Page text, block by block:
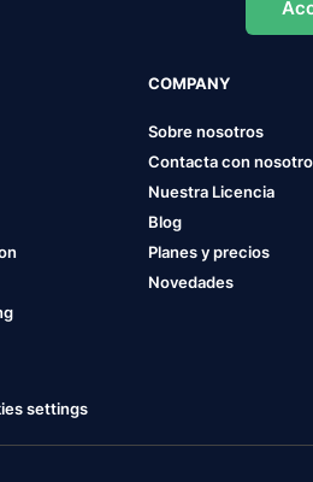
COMPANY
Sobre nosotros
Contacta con
Nuestra Licencia
Blog
Planes y precios
Novedades
settings